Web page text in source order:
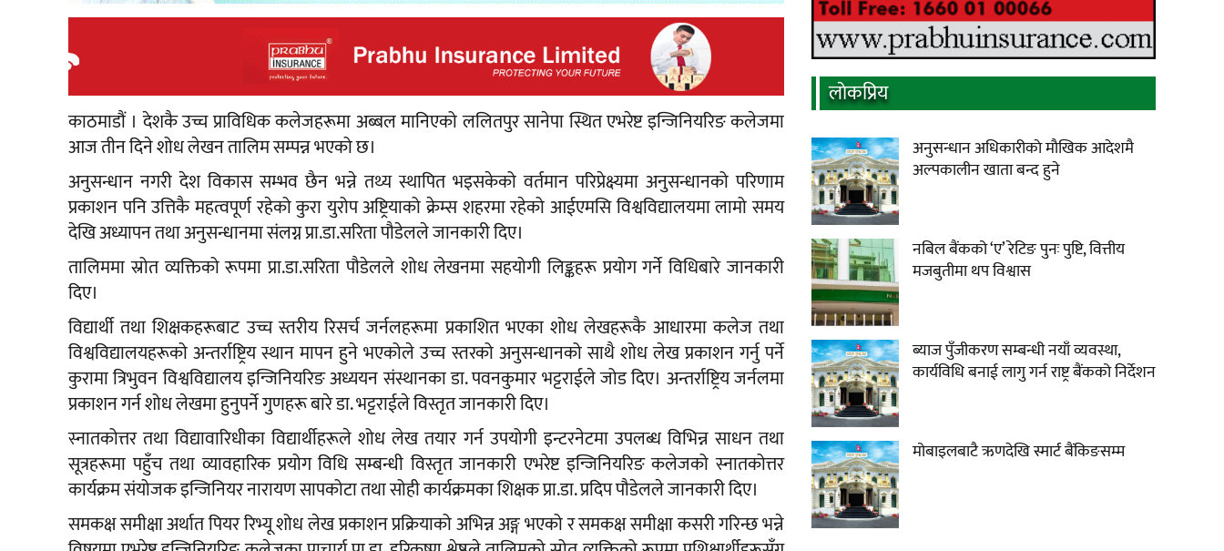
काठमाडौं । देशकै उच्च प्राविधिक कलेजहरूमा अब्बल मानिएको ललितपुर सानेपा स्थित एभरेष्ट इन्जिनियरिङ कलेजमा
आज तीन दिने शोध लेखन तालिम सम्पन्न भएको छ।
अनुसन्धान नगरी देश विकास सम्भव छैन भन्ने तथ्य स्थापित भइसकेको वर्तमान परिप्रेक्ष्यमा अनुसन्धानको परिणाम
प्रकाशन पनि उत्तिकै महत्वपूर्ण रहेको कुरा युरोप अष्ट्रियाको क्रेम्स शहरमा रहेको आईएमसि विश्वविद्यालयमा लामो समय
देखि अध्यापन तथा अनुसन्धानमा संलग्न प्रा.डा.सरिता पौडेलले जानकारी दिए।
तालिममा स्रोत व्यक्तिको रूपमा प्रा.डा.सरिता पौडेलले शोध लेखनमा सहयोगी लिङ्कहरू प्रयोग गर्ने विधिबारे जानकारी
दिए।
विद्यार्थी तथा शिक्षकहरूबाट उच्च स्तरीय रिसर्च जर्नलहरूमा प्रकाशित भएका शोध लेखहरूकै आधारमा कलेज तथा
विश्वविद्यालयहरूको अन्तर्राष्ट्रिय स्थान मापन हुने भएकोले उच्च स्तरको अनुसन्धानको साथै शोध लेख प्रकाशन गर्नु पर्ने
कुरामा त्रिभुवन विश्वविद्यालय इन्जिनियरिङ अध्ययन संस्थानका डा. पवनकुमार भट्टराईले जोड दिए। अन्तर्राष्ट्रिय जर्नलमा
प्रकाशन गर्न शोध लेखमा हुनुपर्ने गुणहरू बारे डा. भट्टराईले विस्तृत जानकारी दिए।
स्नातकोत्तर तथा विद्यावारिधीका विद्यार्थीहरूले शोध लेख तयार गर्न उपयोगी इन्टरनेटमा उपलब्ध विभिन्न साधन तथा
सूत्रहरूमा पहुँच तथा व्यावहारिक प्रयोग विधि सम्बन्धी विस्तृत जानकारी एभरेष्ट इन्जिनियरिङ कलेजको स्नातकोत्तर
कार्यक्रम संयोजक इन्जिनियर नारायण सापकोटा तथा सोही कार्यक्रमका शिक्षक प्रा.डा. प्रदिप पौडेलले जानकारी दिए।
समकक्ष समीक्षा अर्थात पियर रिभ्यू शोध लेख प्रकाशन प्रक्रियाको अभिन्न अङ्ग भएको र समकक्ष समीक्षा कसरी गरिन्छ भन्ने
लाेकप्रिय
अनुसन्धान अधिकारीकाे माैखिक आदेशमै
अल्पकालीन खाता बन्द हुने
नबिल बैंकको ‘ए’ रेटिङ पुनः पुष्टि, वित्तीय
मजबुतीमा थप विश्वास
ब्याज पुँजीकरण सम्बन्धी नयाँ व्यवस्था,
कार्यविधि बनाई लागु गर्न राष्ट्र बैंकको निर्देशन
मोबाइलबाटै ऋणदेखि स्मार्ट बैंकिङसम्म